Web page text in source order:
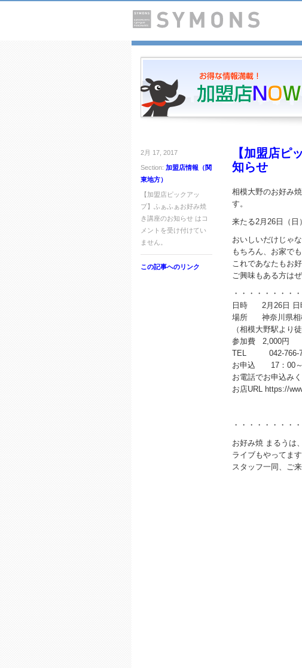
2月 17, 2017
Section: 加盟店情報（関
東地方）
【加盟店ピックアッ
プ】ふぁふぁお好み焼
き講座のお知らせ は コ
メントを受け付けてい
ません。
この記事へのリンク
【加盟店ピ
知らせ
相模大野のお好み
す。
来たる2月26日（日
おいしいだけじゃ
もちろん、お家で
これであなたもお
ご興味もある方は
・・・・・・・・
日時 2月26日
場所 神奈川県相
（相模大野駅より徒
参加費 2,000円
TEL 042-766-
お申込 17：00～
お電話でお申込みく
お店URL https://
・・・・・・・・
お好み焼 まるうは
ライブもやってます
スタッフ一同、ご